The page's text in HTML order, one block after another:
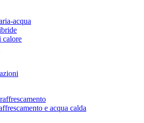
acqua
calore
e acqua calda